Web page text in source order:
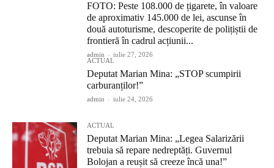
FOTO: Peste 108.000 de țigarete, în valoare
de aproximativ 145.000 de lei, ascunse în
două autoturisme, descoperite de polițiștii de
frontieră în cadrul acțiunii...
admin - iulie 27, 2026
ACTUAL
Deputat Marian Mina: „STOP scumpirii
carburanților!”
admin - iulie 24, 2026
ACTUAL
Deputat Marian Mina: „Legea Salarizării
trebuia să repare nedreptăți. Guvernul
Bolojan a reușit să creeze încă una!”